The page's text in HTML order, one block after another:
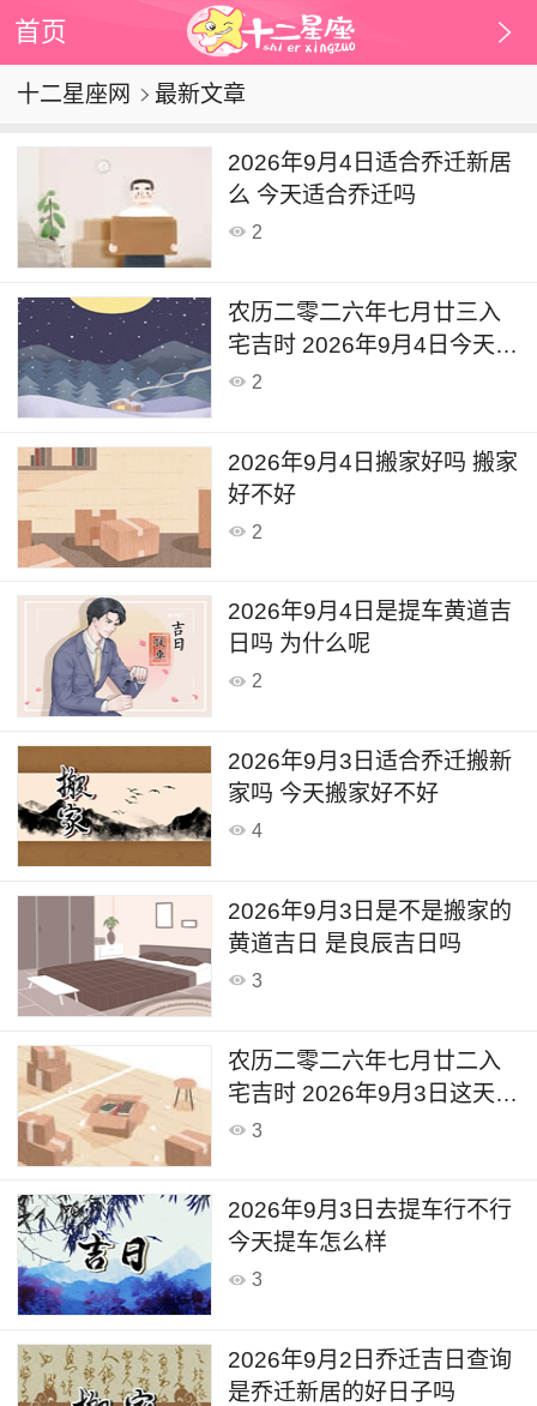
首页
十二星座网 最新文章
2026年9月4日适合乔迁新居
么 今天适合乔迁吗
2
农历二零二六年七月廿三入
宅吉时 2026年9月4日今天入
宅新居好吗
2
2026年9月4日搬家好吗 搬家
好不好
2
2026年9月4日是提车黄道吉
日吗 为什么呢
2
2026年9月3日适合乔迁搬新
家吗 今天搬家好不好
4
2026年9月3日是不是搬家的
黄道吉日 是良辰吉日吗
3
农历二零二六年七月廿二入
宅吉时 2026年9月3日这天适
合入宅新居吗
3
2026年9月3日去提车行不行
今天提车怎么样
3
2026年9月2日乔迁吉日查询
是乔迁新居的好日子吗